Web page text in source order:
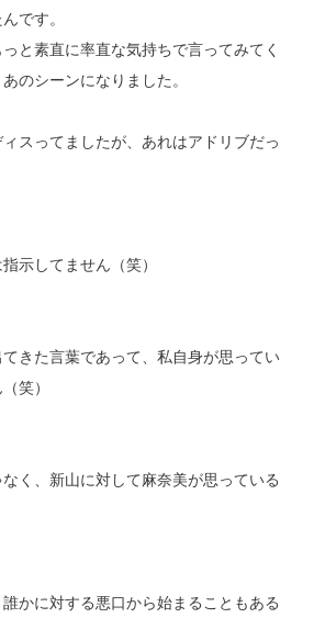
です。
と素直に率直な気持ちで言ってみてく
のシーンになりました。
スってましたが、あれはアドリブだっ
示してません（笑）
きた言葉であって、私自身が思ってい
笑）
く、新山に対して麻奈美が思っている
かに対する悪口から始まることもある